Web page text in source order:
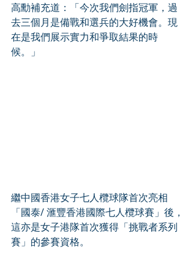
高勳補充道：「今次我們劍指冠軍，過
去三個月是備戰和選兵的大好機會。現
在是我們展示實力和爭取結果的時
候。」
繼中國香港女子七人欖球隊首次亮相
「國泰/ 滙豐香港國際七人欖球賽」後，
這亦是女子港隊首次獲得「挑戰者系列
賽」的參賽資格。